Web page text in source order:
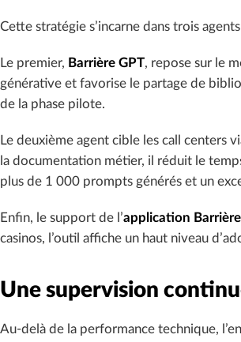
Cette stratégie s’incarne dans trois
Le premier, Barrière GPT, repose sur le
générative et favorise le partage de
de la phase pilote.
Le deuxième agent cible les call centers
la documentation métier, il réduit le
plus de 1 000 prompts générés et un
Enfin, le support de l’application
casinos, l’outil affiche un haut niveau
Une supervision
Au-delà de la performance technique,